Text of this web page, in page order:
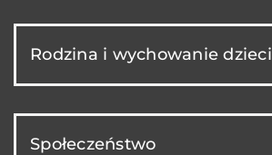
Rodzina i wychowanie dzieci
Społeczeństwo